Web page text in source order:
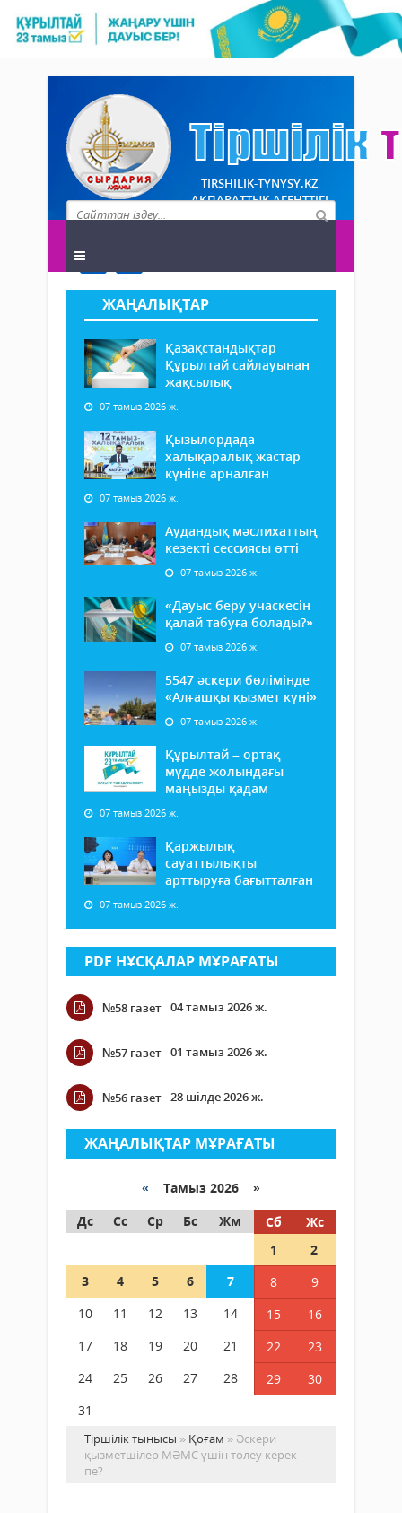
TIRSHILIK-TYNYSY.KZ
АҚПАРАТТЫҚ АГЕНТТІГІ
ЖАҢАЛЫҚТАР
Қазақстандықтар
Құрылтай сайлауынан
жақсылық
07 тамыз 2026 ж.
Қызылордада
халықаралық жастар
күніне арналған
07 тамыз 2026 ж.
Аудандық мәслихаттың
кезекті сессиясы өтті
07 тамыз 2026 ж.
«Дауыс беру учаскесін
қалай табуға болады?»
07 тамыз 2026 ж.
5547 әскери бөлімінде
«Алғашқы қызмет күні»
07 тамыз 2026 ж.
Құрылтай – ортақ
мүдде жолындағы
маңызды қадам
07 тамыз 2026 ж.
Қаржылық
сауаттылықты
арттыруға бағытталған
07 тамыз 2026 ж.
PDF НҰСҚАЛАР МҰРАҒАТЫ
№58 газет 04 тамыз 2026 ж.
№57 газет 01 тамыз 2026 ж.
№56 газет 28 шілде 2026 ж.
ЖАҢАЛЫҚТАР МҰРАҒАТЫ
« Тамыз 2026 »
Дс
Сс Ср Бс Жм Сб
Жс
1
2
3
4 5 6 7 8
9
10
11 12 13 14 15
16
17
18 19 20 21 22
23
24
25 26 27 28 29
30
31
Тіршілік тынысы » Қоғам » Әскери
қызметшілер МӘМС үшін төлеу керек
пе?